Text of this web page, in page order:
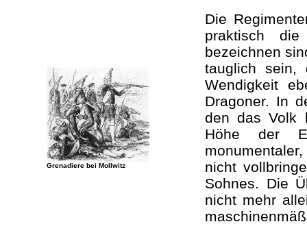
Grenadiere bei Mollwitz
Die
praktisch
bezeichnen
tauglich sein,
Wendigkeit
Dragoner. In
den das Volk
Höhe der
nicht
Sohnes. Die
nicht mehr